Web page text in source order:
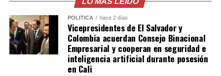
Sheinbaum también indicó que Chávez viajó a México en
un avión militar y calificó la entrega del salvoconducto
como «una acción de buena voluntad» de la presidenta
Keiko Fujimori.
POLÍTICA hace 2 días
Vicepresidentes de El Salvador y
Colombia acuerdan Consejo Binacional
Empresarial y cooperan en seguridad e
inteligencia artificial durante posesión
en Cali